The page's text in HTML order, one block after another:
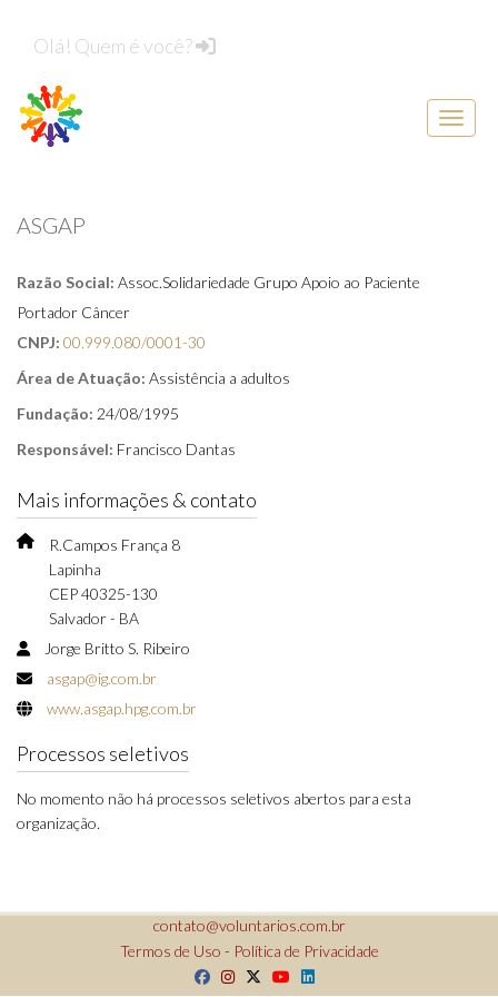
Olá! Quem é você?
Menu
ASGAP
Razão Social: Assoc.Solidariedade Grupo Apoio ao Paciente
Portador Câncer
CNPJ: 00.999.080/0001-30
Área de Atuação: Assistência a adultos
Fundação: 24/08/1995
Responsável: Francisco Dantas
Mais informações & contato
R.Campos França 8
Lapinha
CEP 40325-130
Salvador - BA
Jorge Britto S. Ribeiro
asgap@ig.com.br
www.asgap.hpg.com.br
Processos seletivos
No momento não há processos seletivos abertos para esta
organização.
contato@voluntarios.com.br
Termos de Uso - Política de Privacidade